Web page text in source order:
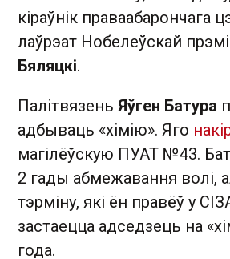
кіраўнік праваабарончага
лаўрэат Нобелеўскай
Бяляцкі.
Палітвязень Яўген Батура
адбываць «хімію». Яго
магілёўскую ПУАТ №43.
2 гады абмежавання волі,
тэрміну, які ён правёў у
застаецца адседзець на
года.